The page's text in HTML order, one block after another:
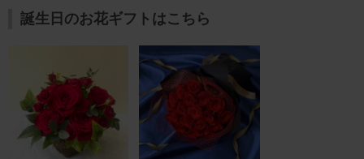
誕生日のお花ギフトはこちら